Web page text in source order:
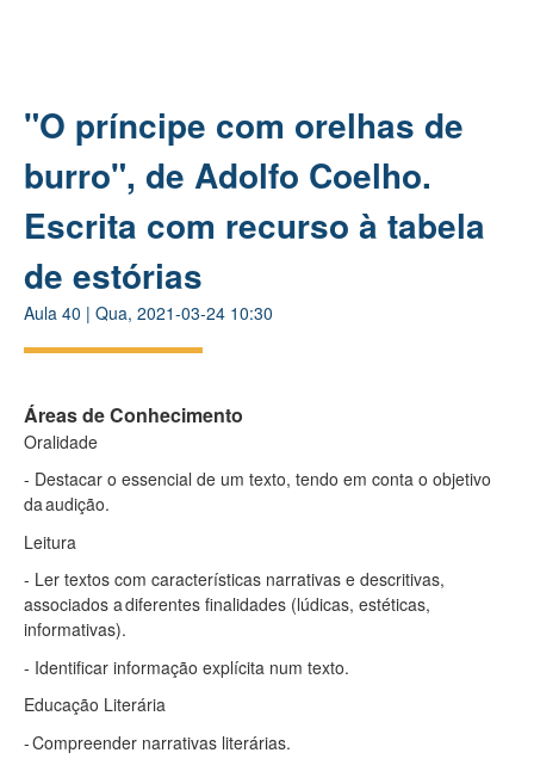
"O príncipe com orelhas de
burro", de Adolfo Coelho.
Escrita com recurso à tabela
de estórias
Aula 40 | Qua, 2021-03-24 10:30
Áreas de Conhecimento
Oralidade​
- Destacar o essencial de um texto, tendo em conta o objetivo
da audição.​
Leitura​
- Ler textos com características narrativas e descritivas,
associados a diferentes finalidades (lúdicas, estéticas,
informativas). ​
- Identificar informação explícita num texto.​
Educação Literária​
- Compreender narrativas literárias.​